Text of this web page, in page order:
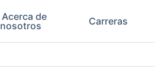
Acerca de
nosotros
Carreras